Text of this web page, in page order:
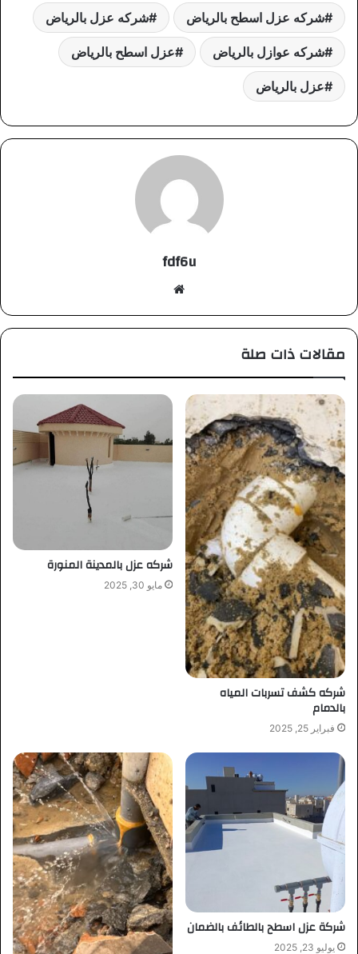
شركه عزل اسطح بالرياض شركه عزل بالرياض
شركه عوازل بالرياض عزل اسطح بالرياض
عزل بالرياض
fdf6u
مقالات ذات صلة
شركه كشف تسربات المياه
بالدمام
فبراير 25, 2025
شركه عزل بالمدينة المنورة
مايو 30, 2025
شركة عزل اسطح بالطائف بالضمان
يوليو 23, 2025